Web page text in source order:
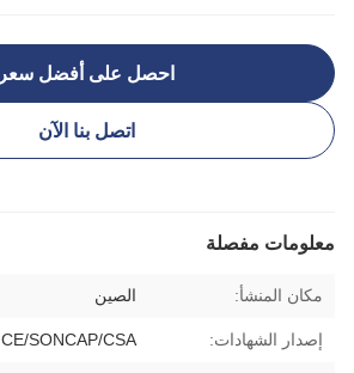
احصل على أفضل سعر
اتصل بنا الآن
معلومات مفصلة
مكان المنشأ: الصين
إصدار الشهادات: CE/SONCAP/CSA